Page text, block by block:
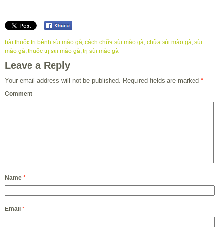
bài thuốc trị bệnh sùi mào gà, cách chữa sùi mào gà, chữa sùi mào gà, sùi
mào gà, thuốc trị sùi mào gà, trị sùi mào gà
Leave a Reply
Your email address will not be published. Required fields are marked *
Comment
Name *
Email *